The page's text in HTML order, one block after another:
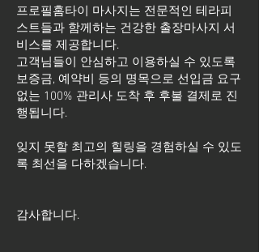
프로필홈타이 마사지는 전문적인 테라피
스트들과 함께하는 건강한 출장마사지 서
비스를 제공합니다.
고객님들이 안심하고 이용하실 수 있도록
보증금, 예약비 등의 명목으로 선입금 요구
없는 100% 관리사 도착 후 후불 결제로 진
행됩니다.
잊지 못할 최고의 힐링을 경험하실 수 있도
록 최선을 다하겠습니다.
​감사합니다.